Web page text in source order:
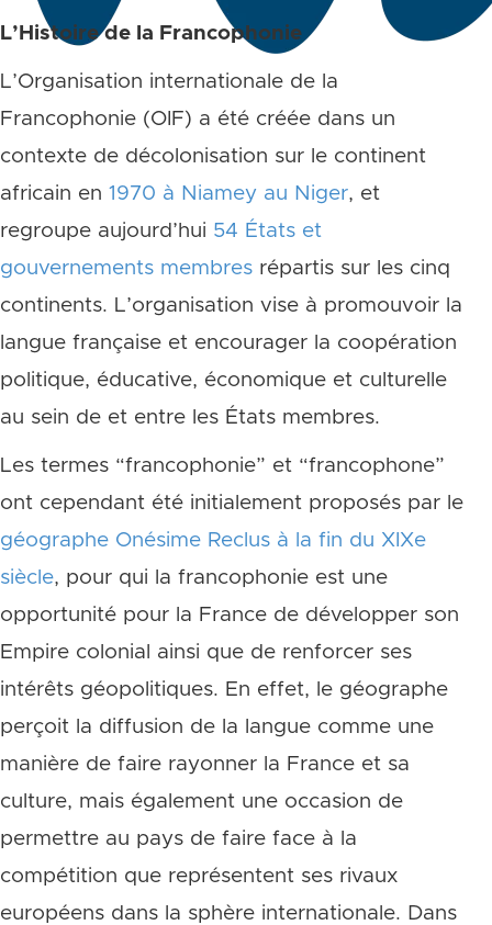
L’Histoire de la Francophonie
L’Organisation internationale de la
Francophonie (OIF) a été créée dans un
contexte de décolonisation sur le continent
africain en 1970 à Niamey au Niger, et
regroupe aujourd’hui 54 États et
gouvernements membres répartis sur les cinq
continents. L’organisation vise à promouvoir la
langue française et encourager la coopération
politique, éducative, économique et culturelle
au sein de et entre les États membres.
Les termes “francophonie” et “francophone”
ont cependant été initialement proposés par le
géographe Onésime Reclus à la fin du XIXe
siècle, pour qui la francophonie est une
opportunité pour la France de développer son
Empire colonial ainsi que de renforcer ses
intérêts géopolitiques. En effet, le géographe
perçoit la diffusion de la langue comme une
manière de faire rayonner la France et sa
culture, mais également une occasion de
permettre au pays de faire face à la
compétition que représentent ses rivaux
européens dans la sphère internationale. Dans